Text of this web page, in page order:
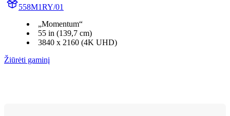
558M1RY/01
„Momentum“
55 in (139,7 cm)
3840 x 2160 (4K UHD)
Žiūrėti gaminį